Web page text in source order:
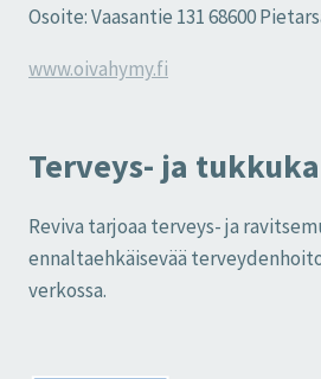
Osoite: Vaasantie 131 68600
www.oivahymy.fi
Terveys- ja
Reviva tarjoaa terveys- ja
ennaltaehkäisevää
verkossa.